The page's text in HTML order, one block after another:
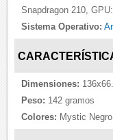
Snapdragon 210,
Sistema Operativo:
Dimensiones:
Peso: 142 gramos
Colores: Mystic